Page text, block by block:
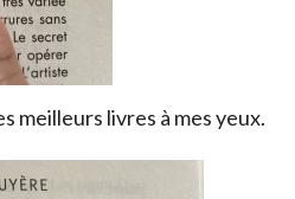
meilleurs livres à mes yeux.